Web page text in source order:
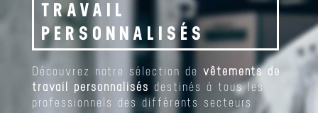
TRAVAIL
PERSONNALISÉS
Découvrez notre sélection de vêtements de
travail personnalisés destinés à tous les
professionnels des différents secteurs